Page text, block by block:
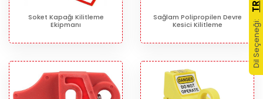
Soket Kapağı Kilitleme
Ekipmanı
Sağlam Polipropilen Devre
Kesici Kilitleme
Dil Seçeneği:
TR